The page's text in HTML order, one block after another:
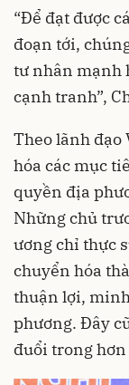
“Để đạt được
đoạn tới,
tư nhân mạnh
cạnh tranh”,
Theo lãnh
hóa các mục
quyền địa
Những chủ
ương chỉ thực
chuyển hóa
thuận lợi,
phương. Đây
đuổi trong